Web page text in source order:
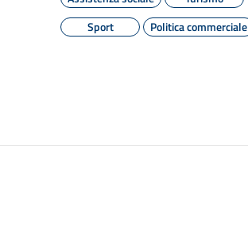
Sport
Politica commerciale